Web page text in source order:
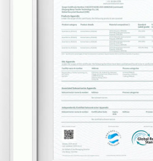
Stoffingenieuren
basierend auf
Dienstleistungen
Unsere Teppiche und
darunter Wohnzimmer,
Ausgänge und mehr.
Produkte und
es, ein führender
weltweit zu werden.